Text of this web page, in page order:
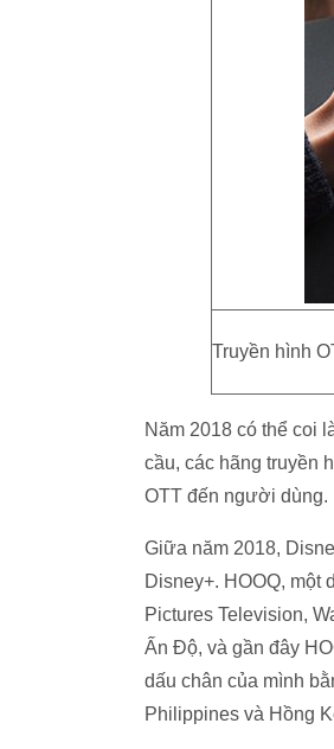
Truyền hình
Năm 2018 có thể coi
cầu, các hãng truyền
OTT đến người dùng.
Giữa năm 2018,
Disney+. HOOQ,
Pictures Television,
Ấn Độ, và gần đây
dấu chân của mình
Philippines và Hồng